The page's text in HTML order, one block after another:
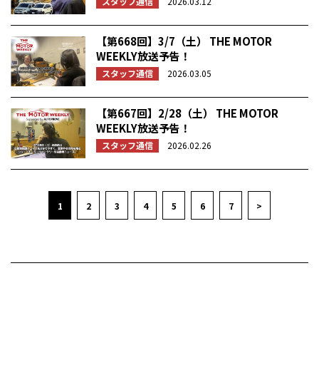
【第668回】3/7（土） THE MOTOR
WEEKLY放送予告！
スタッフ通信 2026.03.05
【第667回】2/28（土） THE MOTOR
WEEKLY放送予告！
スタッフ通信 2026.02.26
1 2 3 4 5 6 7 >